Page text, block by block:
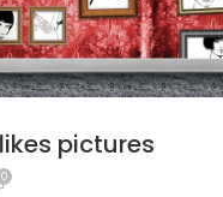
pictures
0